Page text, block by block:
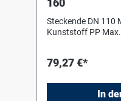
160
Steckende DN 110
Kunststoff PP
79,27 €*
In